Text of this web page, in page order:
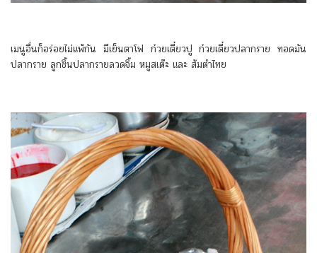
เมนูอื่นก็อร่อยไม่แพ้กัน มีเย็นตาโฟ ก๋วยเตี๋ยวปู ก๋วยเตี๋ยวปลากราย ทอดมัน
ปลากราย ลูกชิ้นปลากรายลวดจิ้ม หมูสเต๊ะ และ ส้มตำไทย